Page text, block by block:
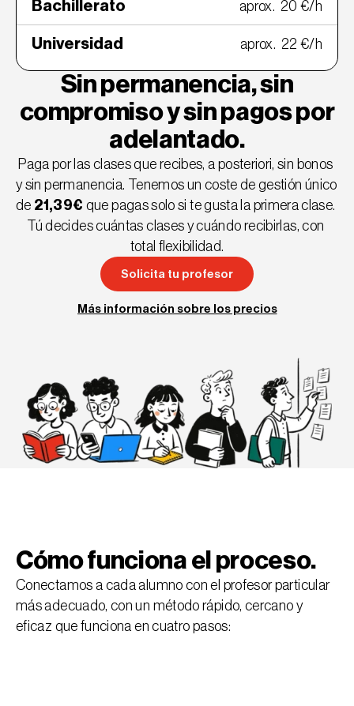
Sin permanencia, sin
compromiso y sin pagos por
adelantado.
Paga por las clases que recibes, a posteriori, sin bonos
y sin permanencia. Tenemos un coste de gestión único
de 21,39€ que pagas solo si te gusta la primera clase.
Tú decides cuántas clases y cuándo recibirlas, con
total flexibilidad.
Solicita tu profesor
Más información sobre los precios
Bachillerato aprox.  20 €/h
Universidad aprox.  22 €/h
Cómo funciona el proceso.
Conectamos a cada alumno con el profesor particular
más adecuado, con un método rápido, cercano y
eficaz que funciona en cuatro pasos: